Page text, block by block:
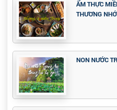
ẨM THỰC
THƯƠNG NHỚ
NON NƯỚC